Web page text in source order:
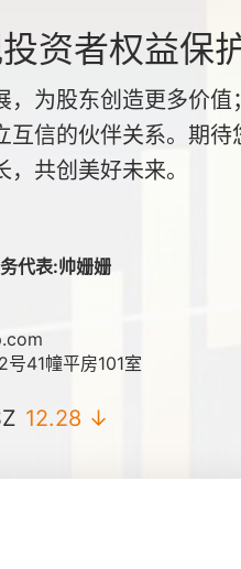
资者权益保
，为股东创造更多价
互信的伙伴关系。期
共创美好未来。
代表:帅姗姗
41幢平房101室
12.28 ↓